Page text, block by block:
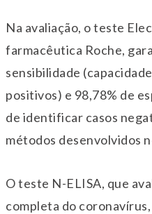
Na avaliação, o teste
farmacêutica Roche,
sensibilidade
positivos) e 98,78% de
de identificar casos
métodos desenvolvidos
O teste N-ELISA, que
completa do